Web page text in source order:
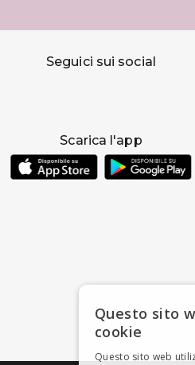
Seguici sui social
Scarica l'app
Questo sito
cookie
Questo sito web